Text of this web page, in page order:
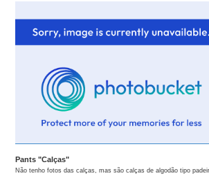
Pants "Calças"
Não tenho fotos das calças, mas são calças de algodão tipo